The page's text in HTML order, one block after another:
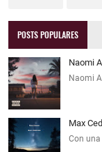
POSTS POPULARES
Naomi
Naomi
Max
Con